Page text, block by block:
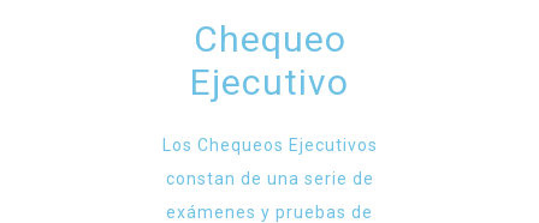
Chequeo
Ejecutivo
Los Chequeos Ejecutivos
constan de una serie de
exámenes y pruebas de